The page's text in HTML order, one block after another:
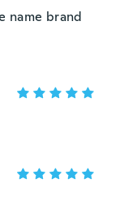
name brand